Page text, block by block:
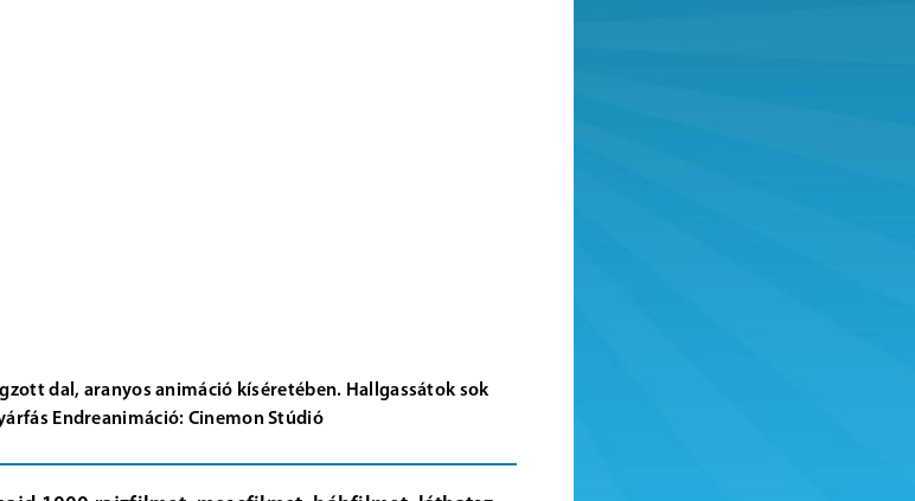
dal, aranyos animáció kíséretében. Hallgassátok sok
Endreanimáció: Cinemon Stúdió